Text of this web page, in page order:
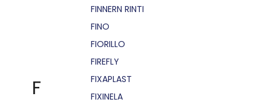
F
FINNERN RINTI
FINO
FIORILLO
FIREFLY
FIXAPLAST
FIXINELA